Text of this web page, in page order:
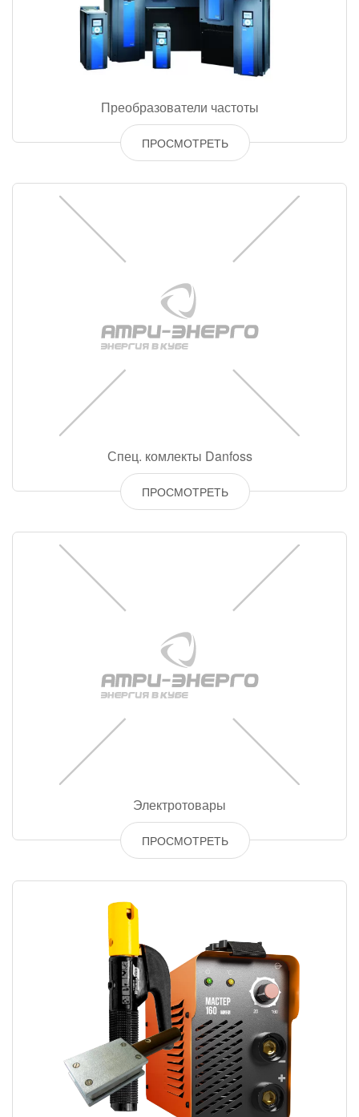
Преобразователи частоты
ПРОСМОТРЕТЬ
Спец. комлекты Danfoss
ПРОСМОТРЕТЬ
Электротовары
ПРОСМОТРЕТЬ